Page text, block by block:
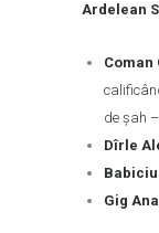
Ardelean
Coman
de șah
Dîrle
Gig Ana